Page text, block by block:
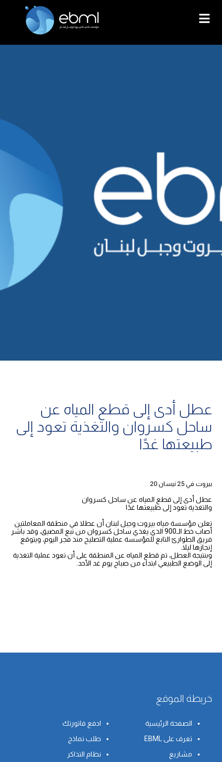
عطل أدى إلى قطع المياه عن
ساحل كسروان والتغذية تعود إلى
طبيعتها غدًا
بيروت في 25 نيسان 20
عطل أدى إلى قطع المياه عن ساحل كسروان
والتغذية تعود إلى طبيعتها غدًا
تعلن مؤسسة مياه بيروت وجبل لبنان أن عطلا في منطقة المعاملتين
أصاب خط الـ900 الذي يغذي ساحل كسروان من نبع المضيق، وقد باشر
فريق الطوارئ التابع للمؤسسة عملية التصليح منذ فجر اليوم، ويتوقع
إنجازها ليلا.
وبنتيجة العطل، تم قطع المياه عن المنطقة على أن تعود عملية التغذية
إلى الوضع الطبيعي ابتداء من صباح يوم غد الأحد.
خريطة الموقع
الصفحة الرئيسية
ادفع فاتورتك
تعرف على EBML
طلب نماذج
مشاريع
نظام التذاكر